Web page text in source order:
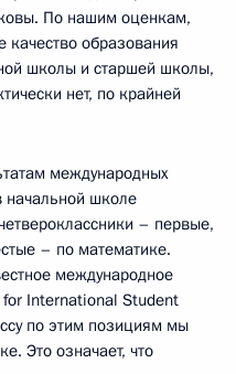
По нашим оценкам,
образования
школы и старшей школы,
нет, по крайней
международных
начальной школе
– первые,
– по математике.
международное
for International Student
по этим позициям мы
Это означает, что